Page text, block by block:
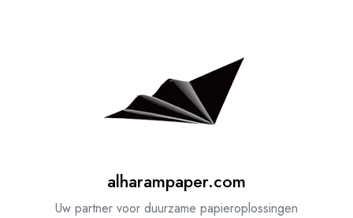
alharampaper.com
Uw partner voor duurzame papieroplossingen